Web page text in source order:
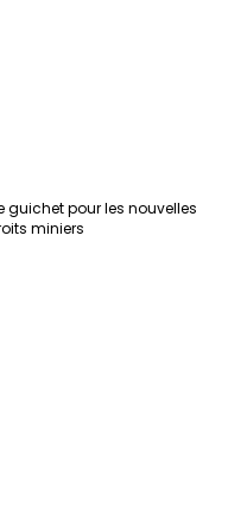
guichet pour les nouvelles
miniers